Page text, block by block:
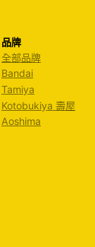
品牌
全部品牌
Bandai
Tamiya
Kotobukiya 壽屋
Aoshima